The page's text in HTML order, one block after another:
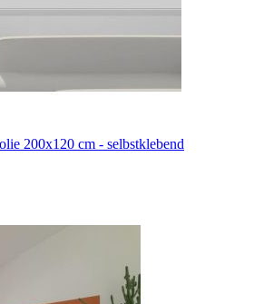
200x120 cm - selbstklebend